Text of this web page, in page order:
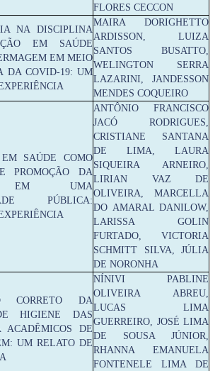
FLORES CECCON
NA DISCIPLINA
EM SAÚDE
EM MEIO
DA COVID-19: UM
MAIRA DORIGHETTO
ARDISSON, LUIZA
SANTOS BUSATTO,
WELINGTON SERRA
LAZARINI, JANDESSON
MENDES COQUEIRO
SAÚDE COMO
PROMOÇÃO DA
EM UMA
PÚBLICA:
ANTÔNIO FRANCISCO
JACÓ RODRIGUES,
CRISTIANE SANTANA
DE LIMA, LAURA
SIQUEIRA ARNEIRO,
LIRIAN VAZ DE
OLIVEIRA, MARCELLA
DO AMARAL DANILOW,
LARISSA GOLIN
FURTADO, VICTORIA
SCHMITT SILVA, JÚLIA
DE NORONHA
CORRETO DA
HIGIENE DAS
ACADÊMICOS DE
UM RELATO DE
NÍNIVI PABLINE
OLIVEIRA ABREU,
LUCAS LIMA
GUERREIRO, JOSÉ LIMA
DE SOUSA JÚNIOR,
RHANNA EMANUELA
FONTENELE LIMA DE